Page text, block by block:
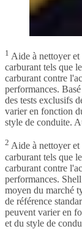
1 Aide à nettoyer et
carburant tels que
carburant contre
performances.
des tests exclusifs
varier en fonction
style de conduite.
2 Aide à nettoyer et
carburant tels que
carburant contre
performances.
moyen du marché
de référence
peuvent varier en
et du style de